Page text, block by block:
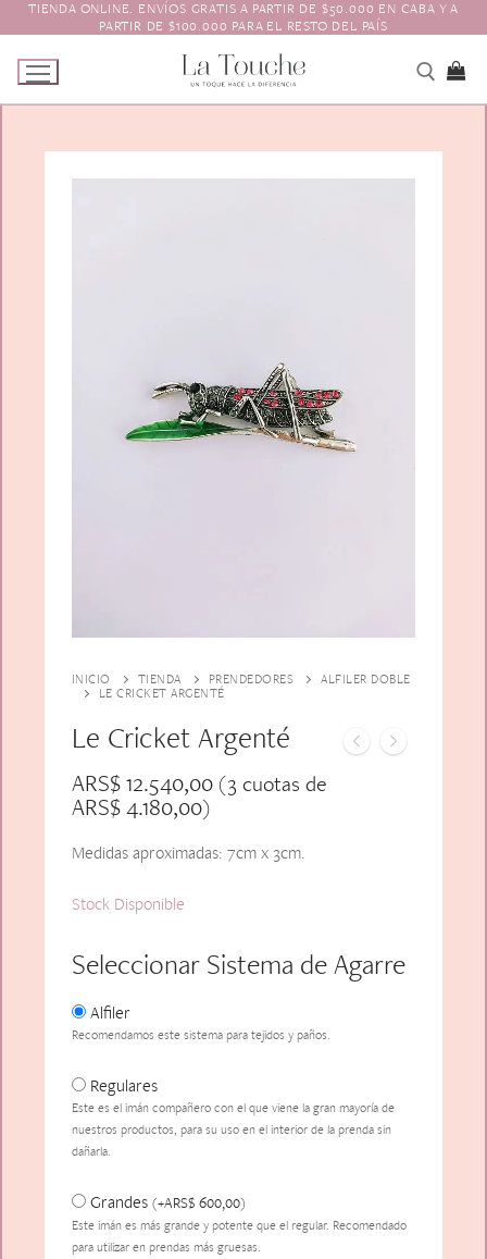
al
contenido
TIENDA ONLINE. ENVÍOS GRATIS A PARTIR DE $50.000 EN CABA Y A
PARTIR DE $100.000 PARA EL RESTO DEL PAÍS
Florales
Varios
Boinas
Vinchas
Aros
Guantes
INICIO TIENDA PRENDEDORES
ALFILER DOBLE
LE CRICKET ARGENTÉ
Le Cricket Argenté
ARS$12.540,00(3 cuotas de
ARS$4.180,00)
Medidas aproximadas: 7cm x 3cm.
Stock Disponible
Seleccionar Sistema de Agarre
Alfiler
Recomendamos este sistema para tejidos y paños.
Regulares
Este es el imán compañero con el que viene la gran mayoría de
nuestros productos, para su uso en el interior de la prenda sin
dañarla.
Grandes (+ARS$ 600,00)
Este imán es más grande y potente que el regular. Recomendado
para utilizar en prendas más gruesas.